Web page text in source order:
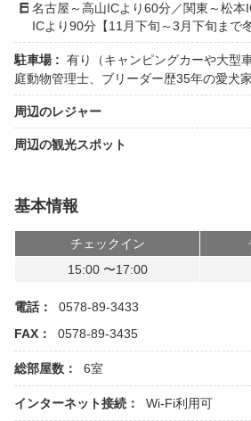
名古屋～高山ICより60分／関東～松本
ICより90分【11月下旬～3月下旬まで
駐車場 : 有り（キャンピングカーや大型
庭動物管理士、ブリーダー歴35年の愛犬家
周辺のレジャー
周辺の観光スポット
基本情報
チェックイン
15:00 〜17:00
電話：
0578-89-3433
FAX：
0578-89-3435
総部屋数： 6室
インターネット接続： Wi-Fi利用可